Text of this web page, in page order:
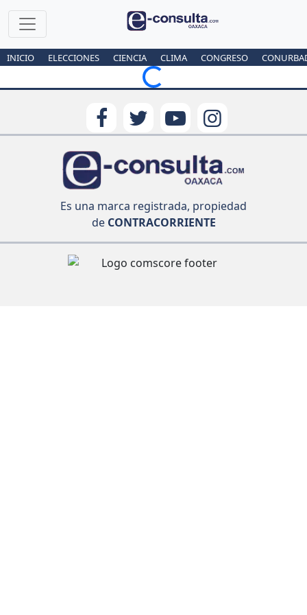
INICIO ELECCIONES CIENCIA CLIMA CONGRESO
Loading...
Es una marca registrada, propiedad
deCONTRACORRIENTE